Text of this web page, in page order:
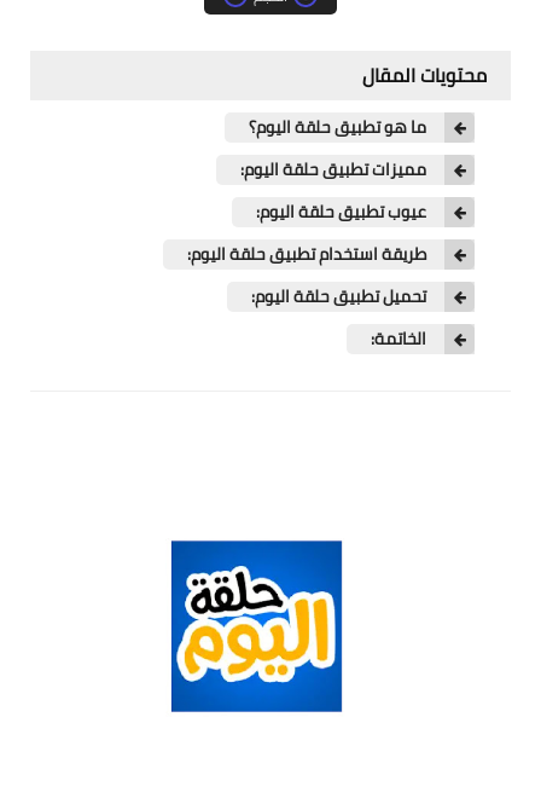
محتويات المقال
ما هو تطبيق حلقة اليوم؟
مميزات تطبيق حلقة اليوم:
عيوب تطبيق حلقة اليوم:
طريقة استخدام تطبيق حلقة اليوم:
تحميل تطبيق حلقة اليوم:
الخاتمة: